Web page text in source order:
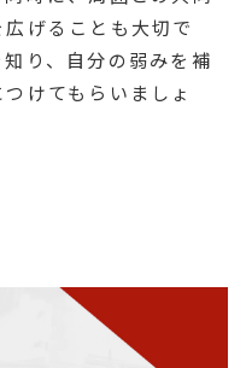
げることも大切で
り、自分の弱みを補
けてもらいましょ